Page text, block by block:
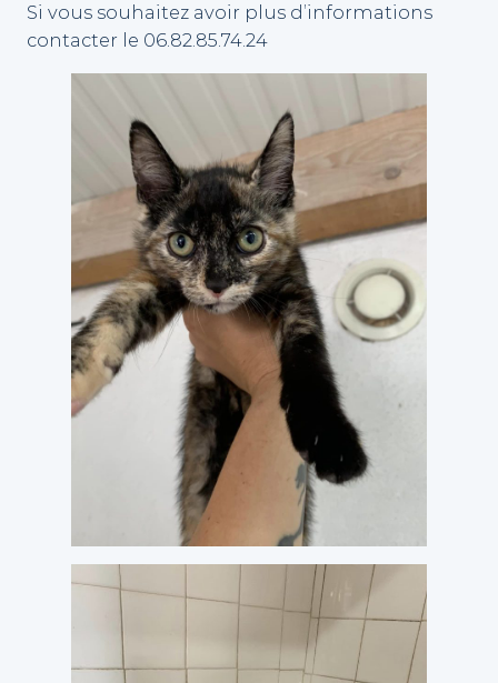
Si vous souhaitez avoir plus d’informations
contacter le 06.82.85.74.24